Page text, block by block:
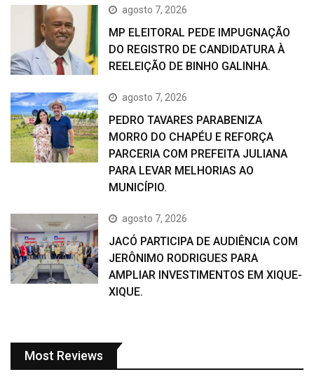
agosto 7, 2026
MP ELEITORAL PEDE IMPUGNAÇÃO
DO REGISTRO DE CANDIDATURA À
REELEIÇÃO DE BINHO GALINHA.
agosto 7, 2026
PEDRO TAVARES PARABENIZA
MORRO DO CHAPÉU E REFORÇA
PARCERIA COM PREFEITA JULIANA
PARA LEVAR MELHORIAS AO
MUNICÍPIO.
agosto 7, 2026
JACÓ PARTICIPA DE AUDIÊNCIA COM
JERÔNIMO RODRIGUES PARA
AMPLIAR INVESTIMENTOS EM XIQUE-
XIQUE.
Most Reviews